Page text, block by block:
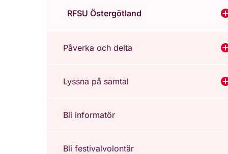
RFSU Östergötland
Påverka och delta
Lyssna på samtal
Bli informatör
Bli festivalvolontär